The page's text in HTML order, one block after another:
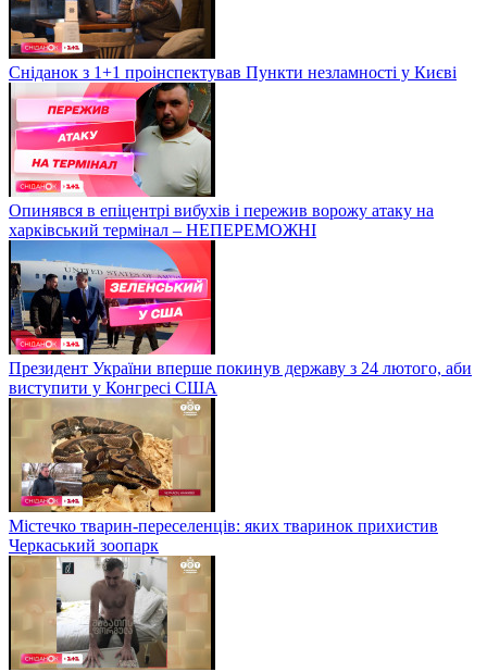
Сніданок з 1+1 проінспектував Пункти незламності у Києві
Опинявся в епіцентрі вибухів і пережив ворожу атаку на
харківський термінал – НЕПЕРЕМОЖНІ
Президент України вперше покинув державу з 24 лютого, аби
виступити у Конгресі США
Містечко тварин-переселенців: яких тваринок прихистив
Черкаський зоопарк